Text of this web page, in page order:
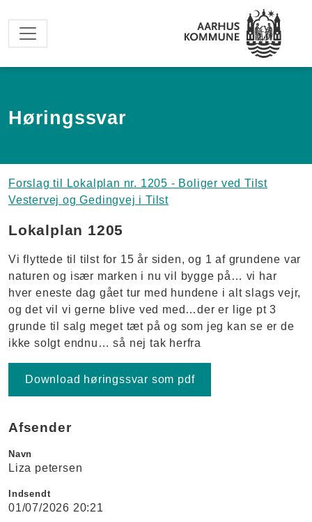
Høringssvar
Forslag til Lokalplan nr. 1205 - Boliger ved Tilst
Vestervej og Gedingvej i Tilst
Lokalplan 1205
Vi flyttede til tilst for 15 år siden, og 1 af grundene var
naturen og især marken i nu vil bygge på… vi har
hver eneste dag gået tur med hundene i alt slags vejr,
og det vil vi gerne blive ved med…der er lige pt 3
grunde til salg meget tæt på og som jeg kan se er de
ikke solgt endnu… så nej tak herfra
Download høringssvar som pdf
Afsender
Navn
Liza petersen
Indsendt
01/07/2026 20:21